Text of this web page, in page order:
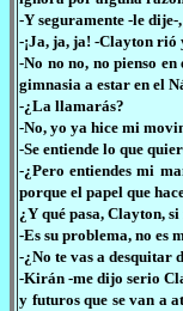
-Y seguramente -le
-¡Ja, ja, ja! -Clayton rió
-No no no, no pienso
gimnasia a estar en el
-¿La llamarás?
-No, yo ya hice mi
-Se entiende lo que
-¿Pero entiendes mi
porque el papel que
¿Y qué pasa, Clayton,
-Es su problema, no es
-¿No te vas a desquitar
-Kirán -me dijo serio
y futuros que se van a